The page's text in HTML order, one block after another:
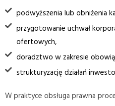
podwyższenia lub obniżenia
przygotowanie uchwał
ofertowych,
doradztwo w zakresie
strukturyzację działań
W praktyce obsługa prawna